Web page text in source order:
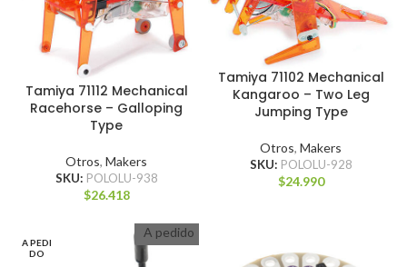
Tamiya 71112 Mechanical
Racehorse – Galloping
Type
Otros, Makers
SKU: POLOLU-938
$26.418
Tamiya 71102 Mechanical
Kangaroo – Two Leg
Jumping Type
Otros, Makers
SKU: POLOLU-928
$24.990
A PEDI
DO
A pedido